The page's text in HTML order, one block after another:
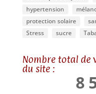
hypertension
protection solaire
Stress
sucre
Nombre total de
du site :
8